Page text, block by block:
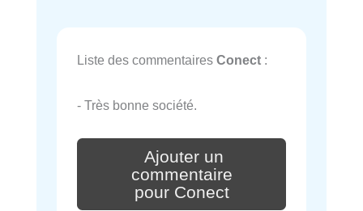
Liste des commentaires Conect :
- Très bonne société.
Ajouter un
commentaire
pour Conect